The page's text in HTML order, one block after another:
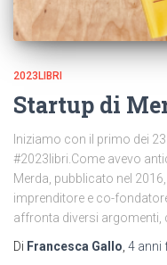
2023LIBRI
Startup di
Iniziamo con il primo dei
#2023libri.Come avevo
Merda, pubblicato nel
imprenditore e co-
affronta diversi argomenti,
Di Francesca Gallo 4 anni